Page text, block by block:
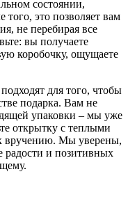
состоянии,
это позволяет вам
не перебирая все
вы получаете
коробочку, ощущаете
для того, чтобы
подарка. Вам не
упаковки – мы уже
открытку с теплыми
вручению. Мы уверены,
радости и позитивных